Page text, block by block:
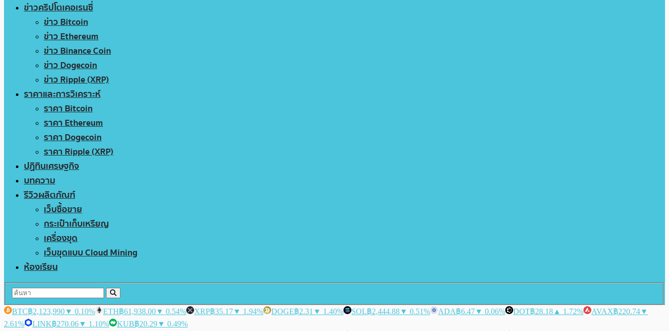
ข่าวคริปโตเคอเรนซี่
ข่าว Bitcoin
ข่าว Ethereum
ข่าว Binance Coin
ข่าว Dogecoin
ข่าว Ripple (XRP)
ราคาและการวิเคราะห์
ราคา Bitcoin
ราคา Ethereum
ราคา Dogecoin
ราคา Ripple (XRP)
ปฏิทินเศรษฐกิจ
บทความ
รีวิวผลิตภัณฑ์
เว็บซื้อขาย
กระเป๋าเก็บเหรียญ
เครื่องขุด
เว็บขุดแบบ Cloud Mining
ห้องเรียน
BTC฿2,123,990▼ 0.10% ETH฿61,938.00▼ 0.54% XRP฿35.17▼ 1.94% DOGE฿2.31 ▼ 1.40% SOL฿2,444.88▼ 0.51% ADA฿6.47▼ 0.06% DOT฿28.18 ▲ 1.72% AVAX฿220.74▼
2.61%
LINK฿270.06▼ 1.10% KUB฿20.29▼ 0.49%